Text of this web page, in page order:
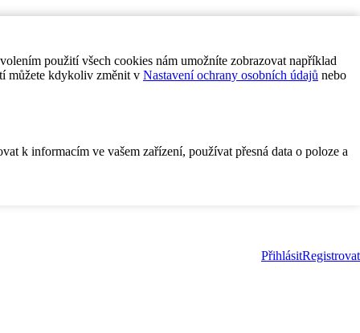
použití všech cookies nám umožníte zobrazovat například
můžete kdykoliv změnit v Nastavení ochrany osobních údajů nebo
k informacím ve vašem zařízení, používat přesná data o poloze a
PřihlásitRegistrovat